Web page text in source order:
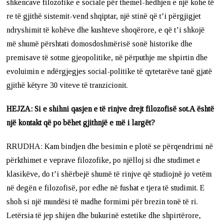
shkencave filozofike e sociale për themel-hedhjen e një kohe të
re të gjithë sistemit-vend shqiptar, një stinë që t’i përgjigjet
ndryshimit të kohëve dhe kushteve shoqërore, e që t’i shkojë
më shumë përshtati domosdoshmërisë sonë historike dhe
premisave të sotme gjeopolitike, në përputhje me shpirtin dhe
evoluimin e ndërgjegjes social-politike të qytetarëve tanë gjatë
gjithë këtyre 30 viteve të tranzicionit.
HEJZA: Si e shihni qasjen e të rinjve drejt filozofisë sot.A është
një kontakt që po bëhet gjithnjë e më i largët?
RRUDHA: Kam bindjen dhe besimin e plotë se përqendrimi në
përkthimet e veprave filozofike, po njëlloj si dhe studimet e
klasikëve, do t’i shërbejë shumë të rinjve që studiojnë jo vetëm
në degën e filozofisë, por edhe në fushat e tjera të studimit. E
shoh si një mundësi të madhe formimi për brezin tonë të ri.
Letërsia të jep shijen dhe bukurinë estetike dhe shpirtërore,